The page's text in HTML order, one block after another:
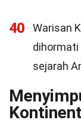
40
Warisan
dihormati
sejarah